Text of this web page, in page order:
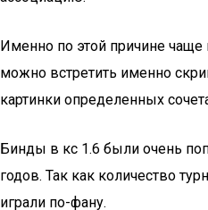
Именно по этой причине чаще
можно встретить именно
картинки определенных
Бинды в кс 1.6 были очень
годов. Так как количество
играли по-фану.